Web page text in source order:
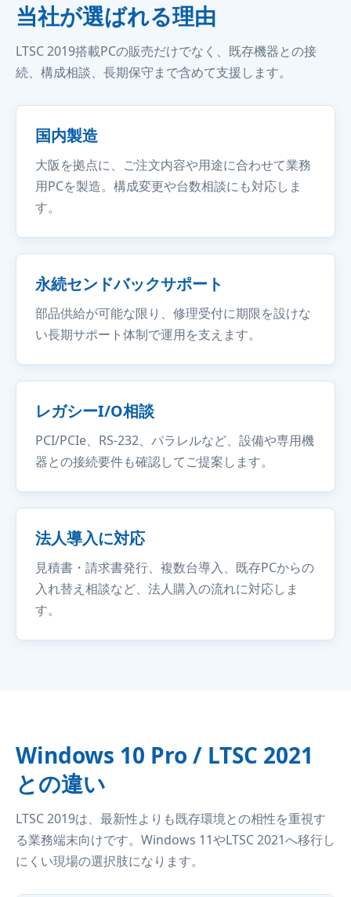
当社が選ばれる理由
LTSC 2019搭載PCの販売だけでなく、既存機器との接
続、構成相談、長期保守まで含めて支援します。
国内製造
大阪を拠点に、ご注文内容や用途に合わせて業務
用PCを製造。構成変更や台数相談にも対応しま
す。
永続センドバックサポート
部品供給が可能な限り、修理受付に期限を設けな
い長期サポート体制で運用を支えます。
レガシーI/O相談
PCI/PCIe、RS-232、パラレルなど、設備や専用機
器との接続要件も確認してご提案します。
法人導入に対応
見積書・請求書発行、複数台導入、既存PCからの
入れ替え相談など、法人購入の流れに対応しま
す。
Windows 10 Pro / LTSC 2021
との違い
LTSC 2019は、最新性よりも既存環境との相性を重視す
る業務端末向けです。Windows 11やLTSC 2021へ移行し
にくい現場の選択肢になります。